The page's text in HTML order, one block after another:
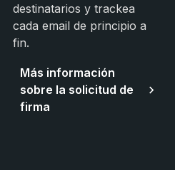
destinatarios y trackea
cada email de principio a
fin.
Más información
sobre la solicitud de
firma